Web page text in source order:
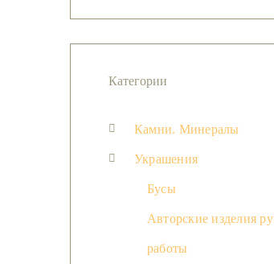
Категории
Камни. Минералы
Украшения
Бусы
Авторские изделия
работы